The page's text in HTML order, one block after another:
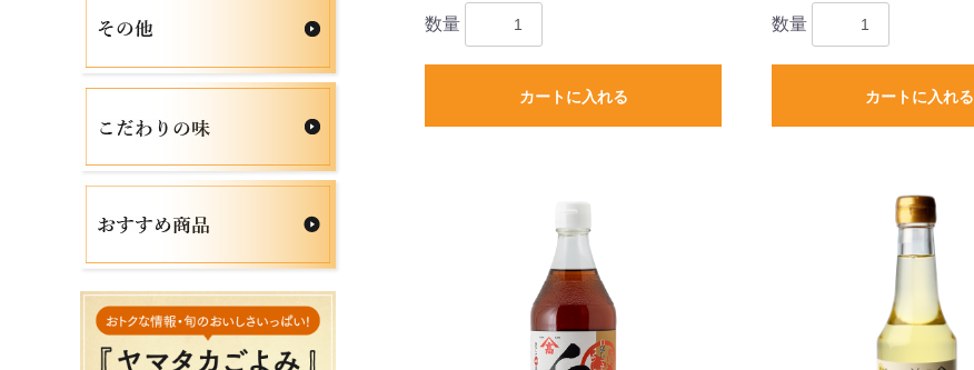
数量
カートに入れる
数量
カートに入れる